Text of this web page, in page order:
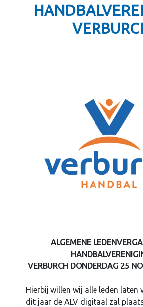
ALGEMENE
VERBURCH DONDERDAG 25
Hierbij willen wij alle leden laten
dit jaar de ALV digitaal zal